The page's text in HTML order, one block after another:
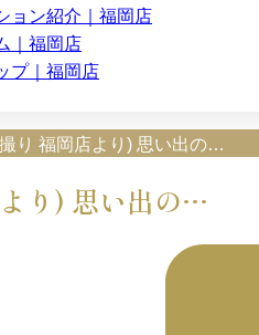
ョン紹介｜福岡店
｜福岡店
プ｜福岡店
り 福岡店より) 思い出の…
り) 思い出の…